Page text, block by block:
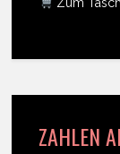
Zum
ZAHLEN